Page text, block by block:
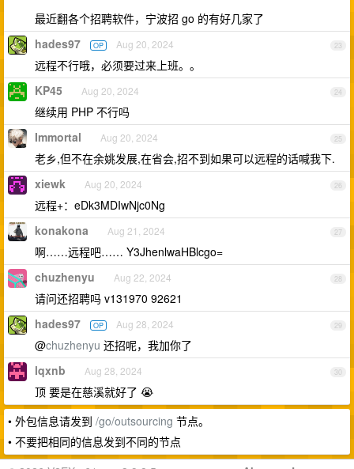
最近翻各个招聘软件，宁波招 go 的有好几家了
23
hades97 OP Aug 20, 2024
远程不行哦，必须要过来上班。。
24
KP45 Aug 20, 2024
继续用 PHP 不行吗
25
Immortal Aug 20, 2024
老乡,但不在余姚发展,在省会,招不到如果可以远程的话喊我下.
26
xiewk Aug 20, 2024
远程+：eDk3MDIwNjc0Ng
27
konakona Aug 21, 2024
啊……远程吧…… Y3JhenlwaHBlcgo=
28
chuzhenyu Aug 22, 2024
请问还招聘吗 v131970 92621
29
hades97 OP Aug 28, 2024
@chuzhenyu 还招呢，我加你了
30
lqxnb Aug 28, 2024
顶 要是在慈溪就好了 😭
• 外包信息请发到 /go/outsourcing 节点。
• 不要把相同的信息发到不同的节点